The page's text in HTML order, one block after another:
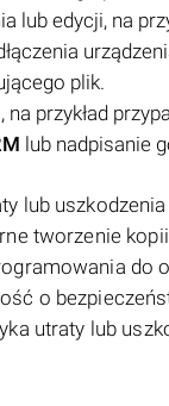
lub edycji, na
plik.
na przykład
lub nadpisanie
lub
tworzenie
do
o
utraty lub